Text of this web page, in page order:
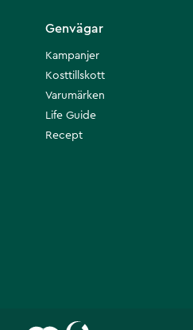
Genvägar
Kampanjer
Kosttillskott
Varumärken
Life Guide
Recept